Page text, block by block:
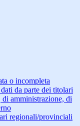
o incompleta
da parte dei titolari
amministrazione, di
regionali/provinciali